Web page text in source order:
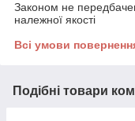
Законом не
належної якості
Всі умови
Подібні товари